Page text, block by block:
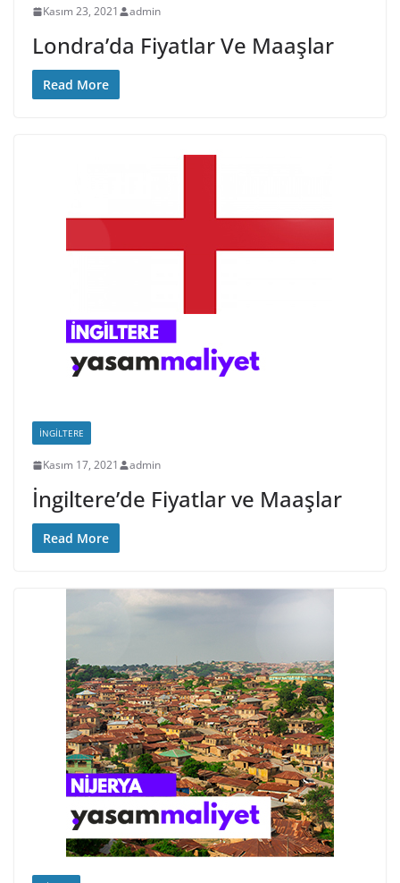
Kasım 23, 2021 admin
Londra’da Fiyatlar Ve Maaşlar
Read More
İNGILTERE
Kasım 17, 2021 admin
İngiltere’de Fiyatlar ve Maaşlar
Read More